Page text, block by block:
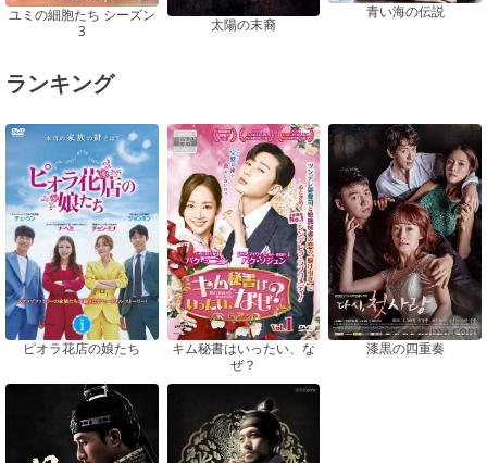
ユミの細胞たち シーズン
3
太陽の末裔
青い海の伝説
ランキング
ピオラ花店の娘たち
キム秘書はいったい、な
ぜ？
漆黒の四重奏